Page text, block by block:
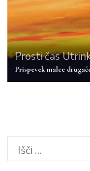
Prosti čas
Prispevek malce
Išči: